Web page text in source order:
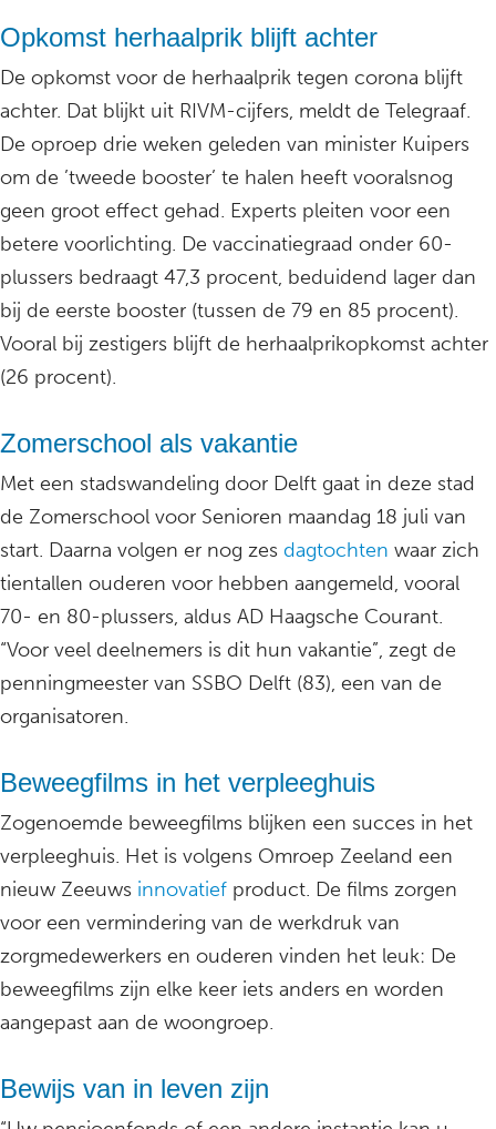
Opkomst herhaalprik blijft achter
De opkomst voor de herhaalprik tegen corona blijft
achter. Dat blijkt uit RIVM-cijfers, meldt de Telegraaf.
De oproep drie weken geleden van minister Kuipers
om de ’tweede booster’ te halen heeft vooralsnog
geen groot effect gehad. Experts pleiten voor een
betere voorlichting. De vaccinatiegraad onder 60-
plussers bedraagt 47,3 procent, beduidend lager dan
bij de eerste booster (tussen de 79 en 85 procent).
Vooral bij zestigers blijft de herhaalprikopkomst achter
(26 procent).
Zomerschool als vakantie
Met een stadswandeling door Delft gaat in deze stad
de Zomerschool voor Senioren maandag 18 juli van
start. Daarna volgen er nog zes dagtochten waar zich
tientallen ouderen voor hebben aangemeld, vooral
70- en 80-plussers, aldus AD Haagsche Courant.
“Voor veel deelnemers is dit hun vakantie”, zegt de
penningmeester van SSBO Delft (83), een van de
organisatoren.
Beweegfilms in het verpleeghuis
Zogenoemde beweegfilms blijken een succes in het
verpleeghuis. Het is volgens Omroep Zeeland een
nieuw Zeeuws innovatief product. De films zorgen
voor een vermindering van de werkdruk van
zorgmedewerkers en ouderen vinden het leuk: De
beweegfilms zijn elke keer iets anders en worden
aangepast aan de woongroep.
Bewijs van in leven zijn